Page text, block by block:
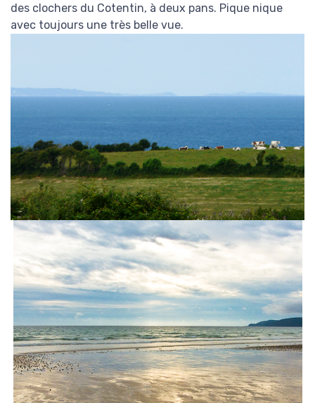
des clochers du Cotentin, à deux pans. Pique nique
avec toujours une très belle vue.